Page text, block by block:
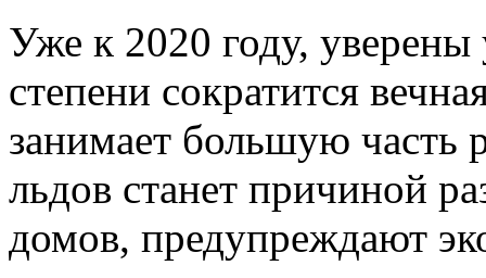
Уже к 2020 году, уверены
степени сократится
занимает большую часть
льдов станет причиной
домов, предупреждают